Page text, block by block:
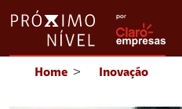
Home > Inovação